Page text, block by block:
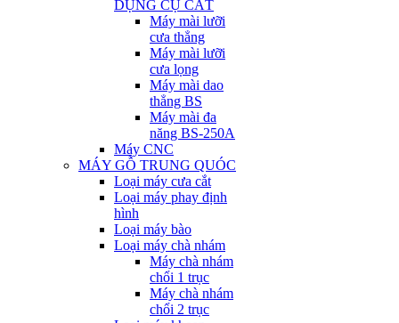
DỤNG CỤ CẮT
Máy mài lưỡi
cưa thẳng
Máy mài lưỡi
cưa lọng
Máy mài dao
thẳng BS
Máy mài đa
năng BS-250A
Máy CNC
MÁY GỖ TRUNG QUÓC
Loại máy cưa cắt
Loại máy phay định
hình
Loại máy bào
Loại máy chà nhám
Máy chà nhám
chổi 1 trục
Máy chà nhám
chổi 2 trục